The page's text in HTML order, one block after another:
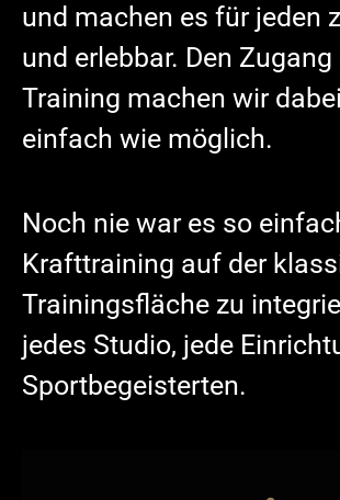
und machen es für jeden
und erlebbar. Den Zugang
Training machen wir
einfach wie möglich.
Noch nie war es so
Krafttraining auf der
Trainingsfläche zu
jedes Studio, jede
Sportbegeisterten.